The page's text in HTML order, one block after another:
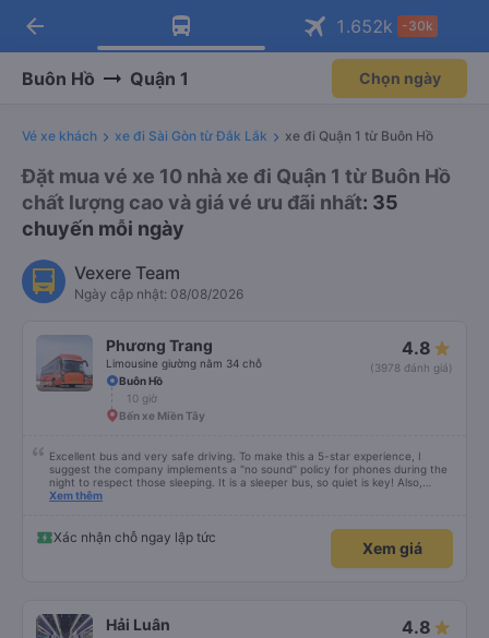
Tải app Vexere ngay!
Nhận ưu đãi thành viên độc
Mở app
Tải app Vexere
-30k/ghế khi đặt vé máy bay qua
Mở app
arrow_back 1.652k -30k
Buôn Hồ Quận 1 Chọn ngày
Vé xe khách xe đi Sài Gòn từ Đắk Lắk xe đi Quận 1 từ Buôn Hồ
Đặt mua vé xe 10 nhà xe đi Quận 1 từ Buôn Hồ
chất lượng cao và giá vé ưu đãi nhất: 35
chuyến mỗi ngày
Vexere Team
Ngày cập nhật: 08/08/2026
Phương Trang
Limousine giường nằm 34 chỗ
4.8
(3978 đánh giá)
Buôn Hồ
10 giờ
Bến xe Miền Tây
Excellent bus and very safe driving. To make this a 5-star experience, I
suggest the company implements a "no sound" policy for phones during the
night to respect those sleeping. It is a sleeper bus, so quiet is key! Also,
please display the Wi-Fi password clearly inside the cabin for convenience. I
quy định rõ ràng về việc giữ im lặng (tắt âm thanh điện thoại) vào ban đêm
để tránh làm phiền hành khách khác ngủ. Ngoài ra, nhà xe nên dán sẵn mật
khẩu Wi-Fi trong xe để hành khách dễ dàng sử dụng. Tôi vẫn sẽ tiếp tục ủng
Xem thêm
Xác nhận chỗ ngay lập tức
Xem giá
Hải Luân 4.8